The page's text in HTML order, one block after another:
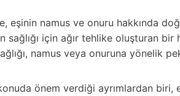
eşinin namus ve onuru hakkında
sağlığı için ağır tehlike oluşturan
namus veya onuruna yönelik
konuda önem verdiği ayrımlardan